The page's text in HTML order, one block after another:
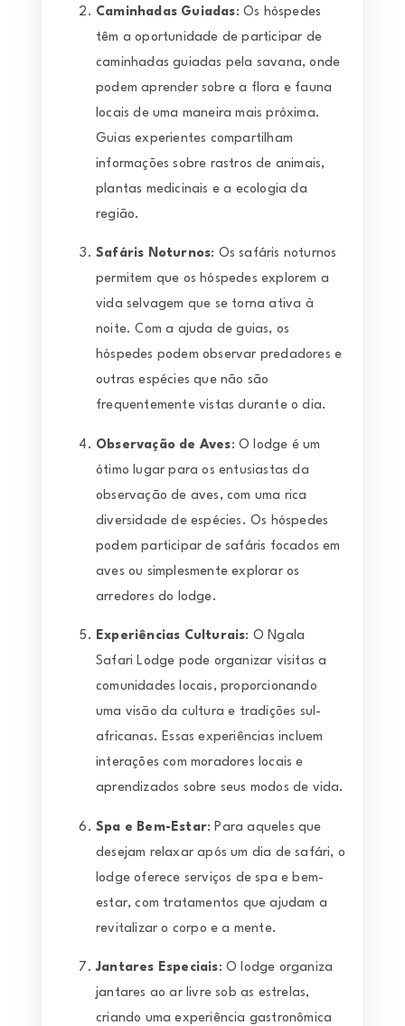
Caminhadas Guiadas: Os hóspedes
têm a oportunidade de participar de
caminhadas guiadas pela savana, onde
podem aprender sobre a flora e fauna
locais de uma maneira mais próxima.
Guias experientes compartilham
informações sobre rastros de animais,
plantas medicinais e a ecologia da
região.
Safáris Noturnos: Os safáris noturnos
permitem que os hóspedes explorem a
vida selvagem que se torna ativa à
noite. Com a ajuda de guias, os
hóspedes podem observar predadores e
outras espécies que não são
frequentemente vistas durante o dia.
Observação de Aves: O lodge é um
ótimo lugar para os entusiastas da
observação de aves, com uma rica
diversidade de espécies. Os hóspedes
podem participar de safáris focados em
aves ou simplesmente explorar os
arredores do lodge.
Experiências Culturais: O Ngala
Safari Lodge pode organizar visitas a
comunidades locais, proporcionando
uma visão da cultura e tradições sul-
africanas. Essas experiências incluem
interações com moradores locais e
aprendizados sobre seus modos de vida.
Spa e Bem-Estar: Para aqueles que
desejam relaxar após um dia de safári, o
lodge oferece serviços de spa e bem-
estar, com tratamentos que ajudam a
revitalizar o corpo e a mente.
Jantares Especiais: O lodge organiza
jantares ao ar livre sob as estrelas,
criando uma experiência gastronômica